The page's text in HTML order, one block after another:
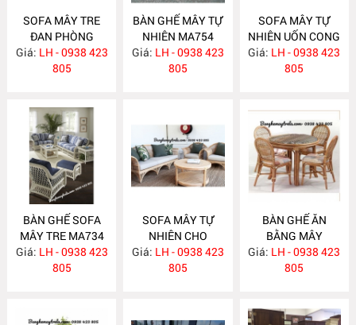
SOFA MÂY TRE
ĐAN PHÒNG
KHÁCH MA755
Giá: LH - 0938 423
805
BÀN GHẾ MÂY TỰ
NHIÊN MA754
Giá: LH - 0938 423
805
SOFA MÂY TỰ
NHIÊN UỐN CONG
MA743
Giá: LH - 0938 423
805
BÀN GHẾ SOFA
MÂY TRE MA734
Giá: LH - 0938 423
805
SOFA MÂY TỰ
NHIÊN CHO
PHÒNG KHÁCH
MA733
Giá: LH - 0938 423
805
BÀN GHẾ ĂN
BẰNG MÂY
MA732
Giá: LH - 0938 423
805